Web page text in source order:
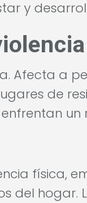
y
Afecta a
de
física,
del hogar.